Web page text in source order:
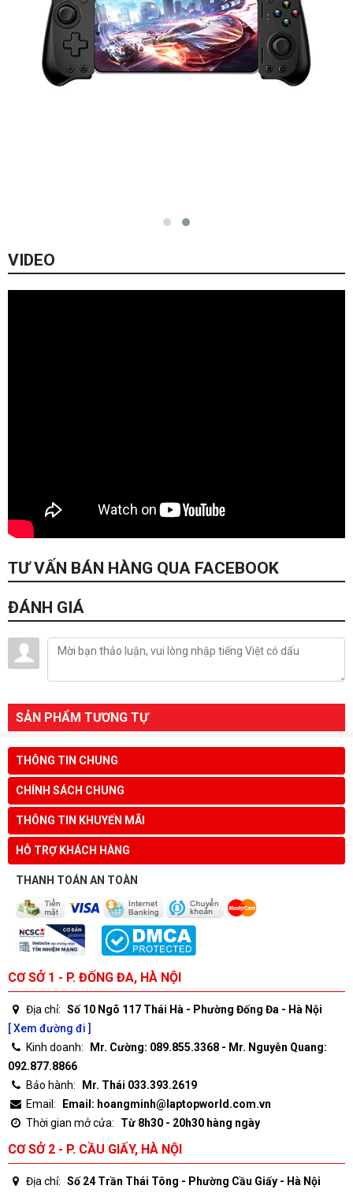
VIDEO
TƯ VẤN BÁN HÀNG QUA FACEBOOK
ĐÁNH GIÁ
SẢN PHẨM TƯƠNG TỰ
THÔNG TIN CHUNG
CHÍNH SÁCH CHUNG
THÔNG TIN KHUYẾN MÃI
HỖ TRỢ KHÁCH HÀNG
THANH TOÁN AN TOÀN
CƠ SỞ 1 - P. ĐỐNG ĐA, HÀ NỘI
Địa chỉ: Số 10 Ngõ 117 Thái Hà - Phường Đống Đa - Hà Nội
[ Xem đường đi ]
Kinh doanh:
Mr. Cường: 089.855.3368 - Mr. Nguyễn Quang:
092.877.8866
Bảo hành:
Mr. Thái 033.393.2619
Email:
Email: hoangminh@laptopworld.com.vn
Thời gian mở cửa:
Từ 8h30 - 20h30 hàng ngày
CƠ SỞ 2 - P. CẦU GIẤY, HÀ NỘI
Địa chỉ: Số 24 Trần Thái Tông - Phường Cầu Giấy - Hà Nội